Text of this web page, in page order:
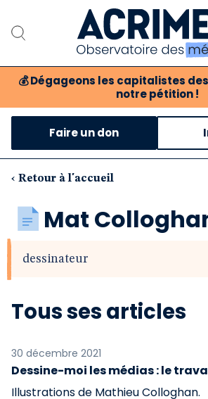
💰 Dégageons les capitalistes
notre pétition !
Notre association
Notre critique des
Nos propositions
Notre revue
Faire un don
‹ Retour à l'accueil
Mat
dessinateur
Tous ses articles
30 décembre 2021
Dessine-moi les médias : le
Illustrations de Mathieu Colloghan.